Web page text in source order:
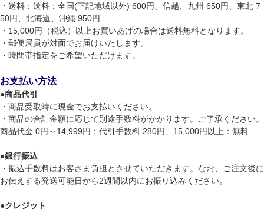
・送料：送料：全国(下記地域以外) 600円、信越、九州 650円、東北 7
50円、北海道、沖縄 950円
・15,000円（税込）以上お買いあげの場合は送料無料となります。
・郵便局員が対面でお届けいたします。
・時間帯指定をご希望いただけます。
お支払い方法
●商品代引
・商品受取時に現金でお支払いください。
・商品の合計金額に応じて別途手数料がかかります。ご了承ください。
商品代金 0円～14,999円：代引手数料 280円、15,000円以上：無料
●銀行振込
・振込手数料はお客さま負担とさせていただきます。なお、ご注文後に
お伝えする発送可能日から2週間以内にお振り込みください。
●クレジット